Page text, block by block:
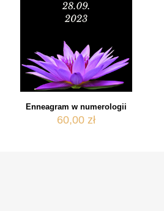
Enneagram w numerologii
60,00 zł